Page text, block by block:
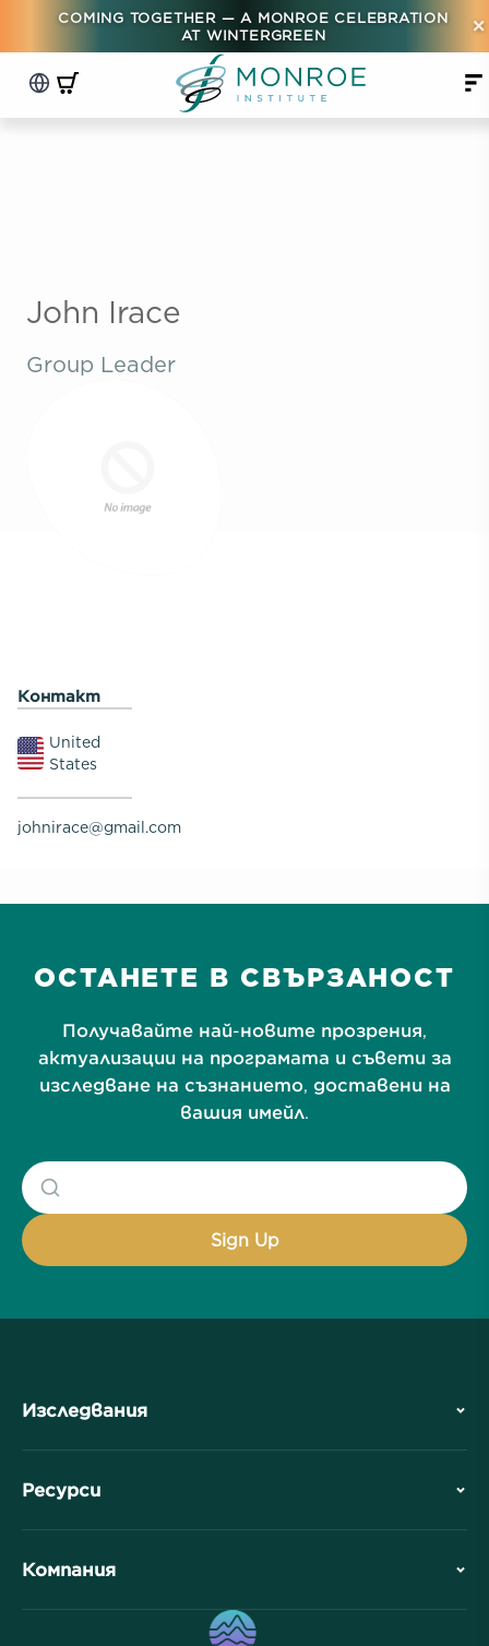
COMING TOGETHER — A MONROE CELEBRATION
AT WINTERGREEN
×
John Irace
Group Leader
Контакт
United
States
johnirace@gmail.com
ОСТАНЕТЕ В СВЪРЗАНОСТ
Получавайте най-новите прозрения,
актуализации на програмата и съвети за
изследване на съзнанието, доставени на
вашия имейл.
Изследвания
Обзор
Професионално подразделение
Статии
Ресурси
Компания